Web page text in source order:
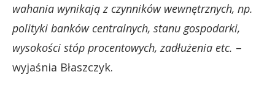
wahania wynikają z czynników wewnętrznych, np.
polityki banków centralnych, stanu gospodarki,
wysokości stóp procentowych, zadłużenia etc. –
wyjaśnia Błaszczyk.